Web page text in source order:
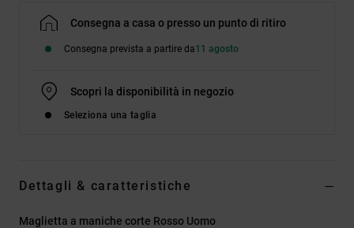
Consegna a casa o presso un punto di ritiro
Consegna prevista a partire da11 agosto
Scopri la disponibilità in negozio
Seleziona una taglia
Dettagli & caratteristiche
Maglietta a maniche corte Rosso Uomo